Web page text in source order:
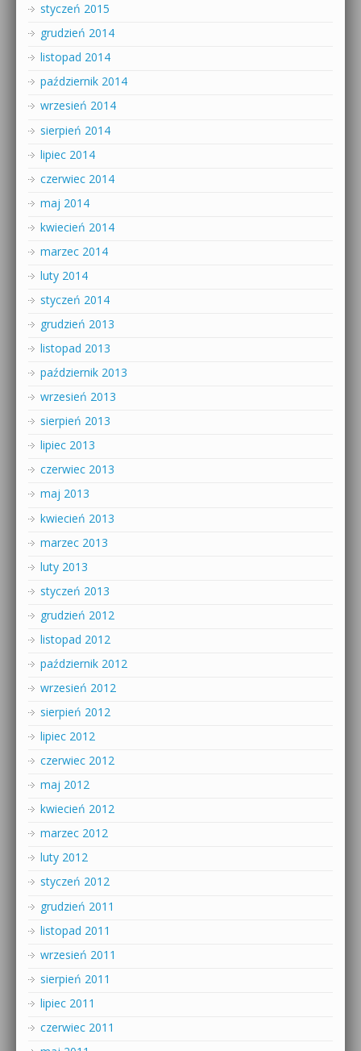
styczeń 2015
grudzień 2014
listopad 2014
październik 2014
wrzesień 2014
sierpień 2014
lipiec 2014
czerwiec 2014
maj 2014
kwiecień 2014
marzec 2014
luty 2014
styczeń 2014
grudzień 2013
listopad 2013
październik 2013
wrzesień 2013
sierpień 2013
lipiec 2013
czerwiec 2013
maj 2013
kwiecień 2013
marzec 2013
luty 2013
styczeń 2013
grudzień 2012
listopad 2012
październik 2012
wrzesień 2012
sierpień 2012
lipiec 2012
czerwiec 2012
maj 2012
kwiecień 2012
marzec 2012
luty 2012
styczeń 2012
grudzień 2011
listopad 2011
wrzesień 2011
sierpień 2011
lipiec 2011
czerwiec 2011